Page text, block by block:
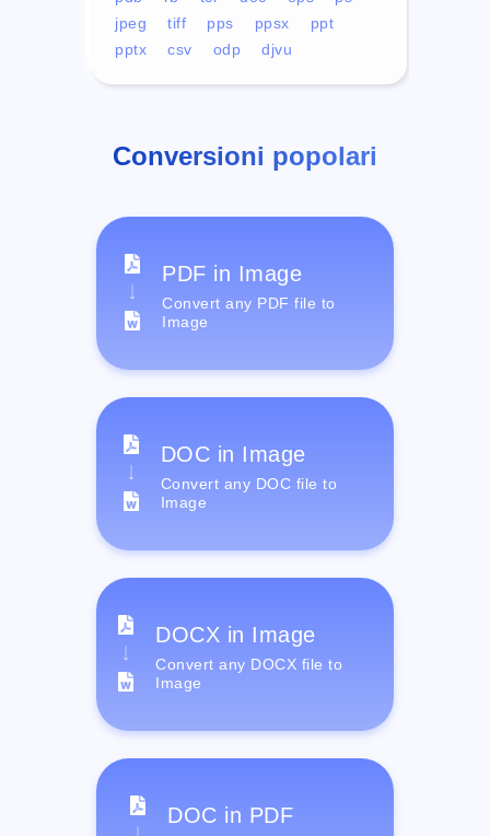
jpeg
tiff pps ppsx
ppt
pptx
csv odp djvu
Conversioni popolari
PDF in Image
Convert any PDF file to
Image
DOC in Image
Convert any DOC file to
Image
DOCX in Image
Convert any DOCX file to
Image
DOC in PDF